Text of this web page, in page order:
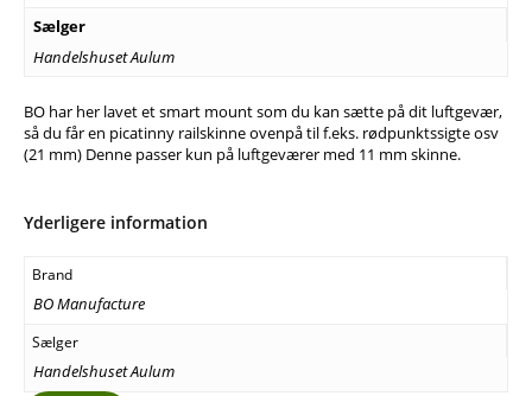
Sælger
Handelshuset Aulum
BO har her lavet et smart mount som du kan sætte på dit luftgevær,
så du får en picatinny railskinne ovenpå til f.eks. rødpunktssigte osv
(21 mm) Denne passer kun på luftgeværer med 11 mm skinne.
Yderligere information
Brand
BO Manufacture
Sælger
Handelshuset Aulum